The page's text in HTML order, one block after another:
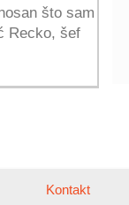
što sam
Recko, šef
Kontakt